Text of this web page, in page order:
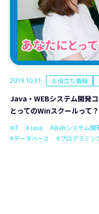
2019.10.31 お役立ち情報
Java・WEBシステム開発
とってのWinスクールって？
#IT #Java #Webシステム開
#データベース
#プログラミン